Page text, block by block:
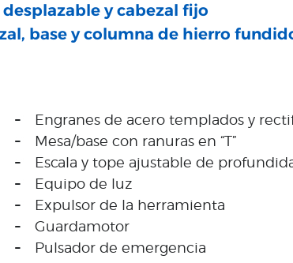
desplazable y cabezal fijo
base y columna de hierro
Engranes de acero templados y
Mesa/base con ranuras en “T”
Escala y tope ajustable de
Equipo de luz
Expulsor de la herramienta
Guardamotor
Pulsador de emergencia